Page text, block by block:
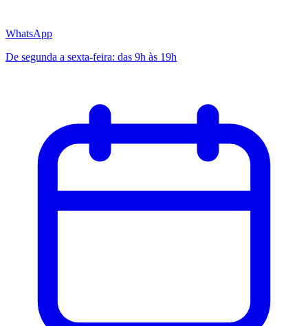
WhatsApp
De segunda a sexta-feira: das 9h às 19h